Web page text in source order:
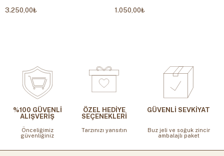
3.250,00₺ 1.050,00₺
%100 GÜVENLİ
ALIŞVERİŞ
Önceliğimiz
güvenliğiniz
ÖZEL HEDİYE
SEÇENEKLERİ
Tarzınızı yansıtın
GÜVENLİ SEVKİYAT
Buz jeli ve soğuk zincir
ambalajlı paket